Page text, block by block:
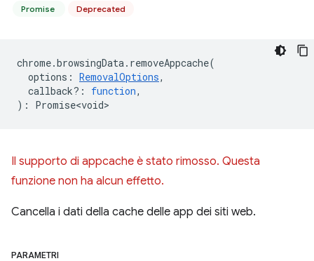
Promise Deprecated
chrome.browsingData. removeAppcache(
options : RemovalOptions,
callback? : function,
) : Promise<void>
Il supporto di appcache è stato rimosso. Questa
funzione non ha alcun effetto.
Cancella i dati della cache delle app dei siti web.
PARAMETRI